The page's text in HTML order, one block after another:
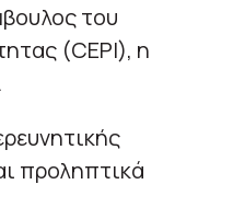
του
(CEPI), η
προληπτικά